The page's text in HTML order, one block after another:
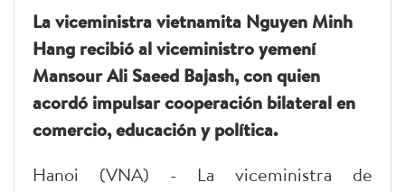
La viceministra vietnamita Nguyen Minh
Hang recibió al viceministro yemení
Mansour Ali Saeed Bajash, con quien
acordó impulsar cooperación bilateral en
comercio, educación y política.
Hanoi (VNA) - La viceministra de